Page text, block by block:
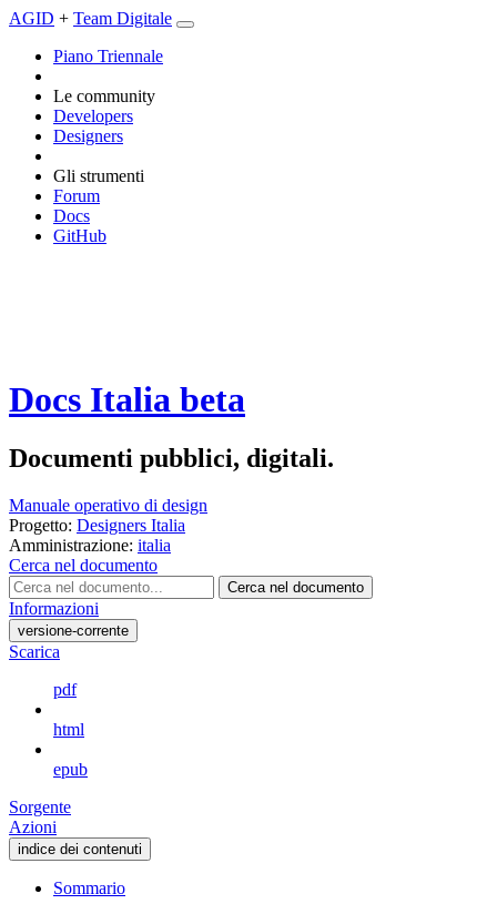
AGID + Team Digitale
Piano Triennale
Le community
Developers
Designers
Gli strumenti
Forum
Docs
GitHub
Docs Italia beta
Documenti pubblici, digitali.
Manuale operativo di design
Progetto: Designers Italia
Amministrazione: italia
Cerca nel documento
Cerca nel documento
Informazioni
versione-corrente
Scarica
pdf
html
epub
Sorgente
Azioni
indice dei contenuti
Sommario